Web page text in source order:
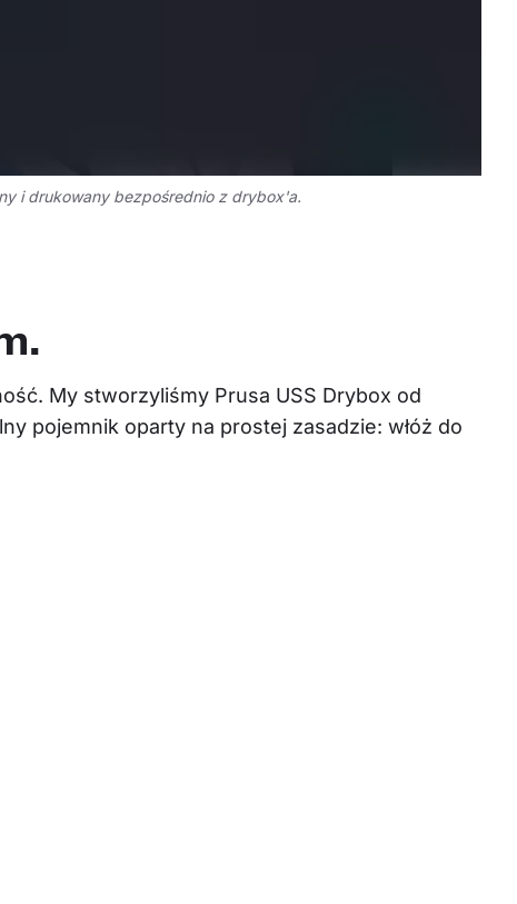
i drukowany bezpośrednio z drybox'a.
My stworzyliśmy Prusa USS Drybox od
pojemnik oparty na prostej zasadzie: włóż do